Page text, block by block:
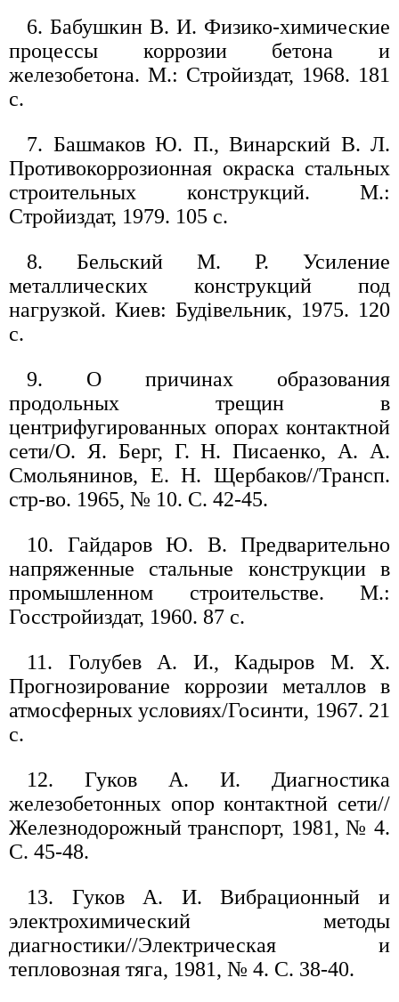
6. Бабушкин В. И. Физико-химические
процессы коррозии бетона и
железобетона. М.: Стройиздат, 1968. 181
с.
7. Башмаков Ю. П., Винарский В. Л.
Противокоррозионная окраска стальных
строительных конструкций. М.:
Стройиздат, 1979. 105 с.
8. Бельский М. Р. Усиление
металлических конструкций под
нагрузкой. Киев: Будiвельник, 1975. 120
с.
9. О причинах образования
продольных трещин в
центрифугированных опорах контактной
сети/О. Я. Берг, Г. Н. Писаенко, А. А.
Смольянинов, Е. Н. Щербаков//Трансп.
стр-во. 1965, № 10. С. 42-45.
10. Гайдаров Ю. В. Предварительно
напряженные стальные конструкции в
промышленном строительстве. М.:
Госстройиздат, 1960. 87 с.
11. Голубев А. И., Кадыров М. Х.
Прогнозирование коррозии металлов в
атмосферных условиях/Госинти, 1967. 21
с.
12. Гуков А. И. Диагностика
железобетонных опор контактной сети//
Железнодорожный транспорт, 1981, № 4.
С. 45-48.
13. Гуков А. И. Вибрационный и
электрохимический методы
диагностики//Электрическая и
тепловозная тяга, 1981, № 4. С. 38-40.